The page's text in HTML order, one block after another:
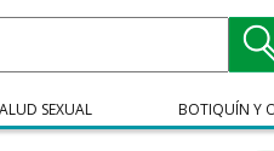
SEXUAL BOTIQUÍN Y